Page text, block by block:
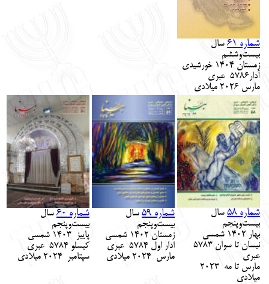
English
شماره 61
سال
بیست‌وششم
زمستان 1404
خورشیدی
آدار5786 عبری
مارس 2026
میلادی
شماره 58
سال
بیست‌وپنجم
بهار 1402
شمسی
نیسان تا سوان
‌‎ 5783
عبری
مارس تا مه 2023
میلادی
شماره 59
سال
بیست‌وپنجم
زمستان 1402
شمسی
ادار اول
‌‎ 5784
عبری
مارس 2024
میلادی
شماره 60
سال
بیست‌وپنجم
پاییز 1403
شمسی
کیسلو
‌‎ 5784
عبری
سپتامبر 2024 میلادی